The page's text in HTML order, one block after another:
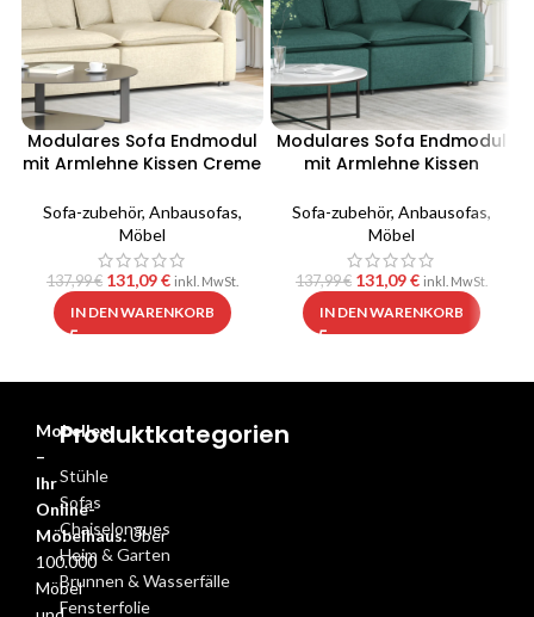
Modulares Sofa Endmodul
mit Armlehne Kissen Creme
Sofa-zubehör, Anbausofas,
Möbel
137,99€ 131,09€ inkl. MwSt.
IN DEN WARENKORB
Modulares Sofa Endmodul
mit Armlehne Kissen
Sofa-zubehör, Anbausofas,
Möbel
137,99€ 131,09€ inkl. MwSt.
IN DEN WARENKORB
Mobellex
–
Ihr
Online-
Möbelhaus.Über
100.000
Möbel
Produktkategorien
Stühle
Sofas
Chaiselongues
Heim & Garten
Brunnen & Wasserfälle
Fensterfolie